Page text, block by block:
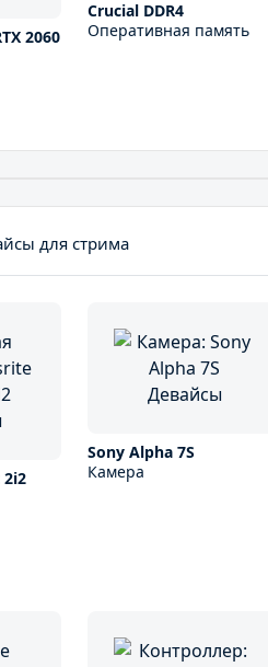
2060
Crucial DDR4
Оперативная память
для стрима
2i2
Sony Alpha 7S
Камера